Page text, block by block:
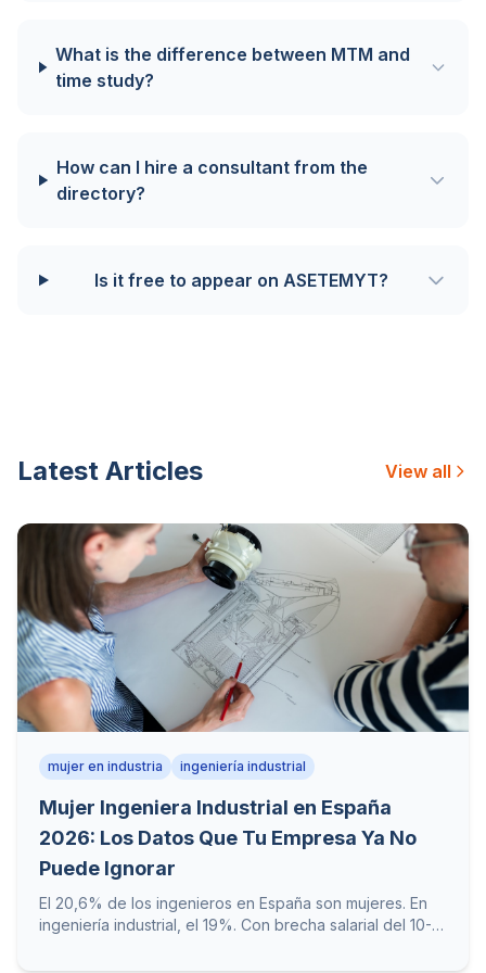
What is the difference between MTM and
time study?
How can I hire a consultant from the
directory?
Is it free to appear on ASETEMYT?
Latest Articles View all
mujer en industria ingeniería industrial
Mujer Ingeniera Industrial en España
2026: Los Datos Que Tu Empresa Ya No
Puede Ignorar
El 20,6% de los ingenieros en España son mujeres. En
ingeniería industrial, el 19%. Con brecha salarial del 10-
datos crudos del sector y la pregunta incómoda que